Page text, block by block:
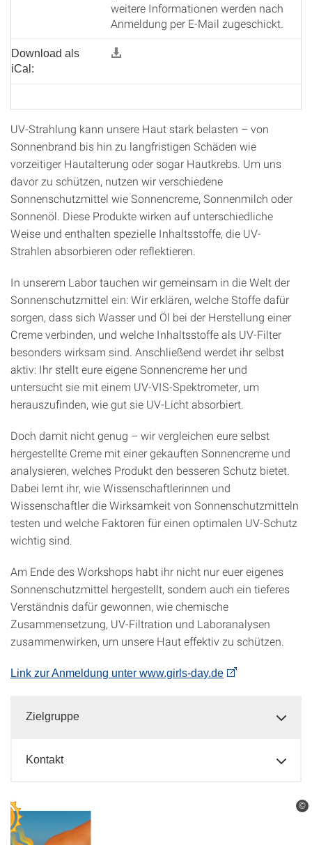
weitere Informationen werden nach
Anmeldung per E-Mail zugeschickt.
Download als
iCal:
UV-Strahlung kann unsere Haut stark belasten – von
Sonnenbrand bis hin zu langfristigen Schäden wie
vorzeitiger Hautalterung oder sogar Hautkrebs. Um uns
davor zu schützen, nutzen wir verschiedene
Sonnenschutzmittel wie Sonnencreme, Sonnenmilch oder
Sonnenöl. Diese Produkte wirken auf unterschiedliche
Weise und enthalten spezielle Inhaltsstoffe, die UV-
Strahlen absorbieren oder reflektieren.
In unserem Labor tauchen wir gemeinsam in die Welt der
Sonnenschutzmittel ein: Wir erklären, welche Stoffe dafür
sorgen, dass sich Wasser und Öl bei der Herstellung einer
Creme verbinden, und welche Inhaltsstoffe als UV-Filter
besonders wirksam sind. Anschließend werdet ihr selbst
aktiv: Ihr stellt eure eigene Sonnencreme her und
untersucht sie mit einem UV-VIS-Spektrometer, um
herauszufinden, wie gut sie UV-Licht absorbiert.
Doch damit nicht genug – wir vergleichen eure selbst
hergestellte Creme mit einer gekauften Sonnencreme und
analysieren, welches Produkt den besseren Schutz bietet.
Dabei lernt ihr, wie Wissenschaftlerinnen und
Wissenschaftler die Wirksamkeit von Sonnenschutzmitteln
testen und welche Faktoren für einen optimalen UV-Schutz
wichtig sind.
Am Ende des Workshops habt ihr nicht nur euer eigenes
Sonnenschutzmittel hergestellt, sondern auch ein tieferes
Verständnis dafür gewonnen, wie chemische
Zusammensetzung, UV-Filtration und Laboranalysen
zusammenwirken, um unsere Haut effektiv zu schützen.
Link zur Anmeldung unter www.girls-day.de
Zielgruppe
Kontakt
©